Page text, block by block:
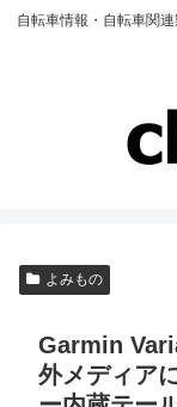
自転車情報・自転車関
よみもの
Garmin
外メディア